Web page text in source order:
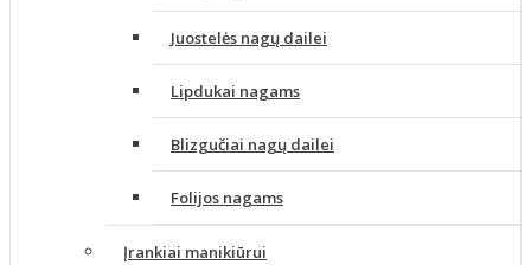
Juostelės nagų dailei
Lipdukai nagams
Blizgučiai nagų dailei
Folijos nagams
Įrankiai manikiūrui